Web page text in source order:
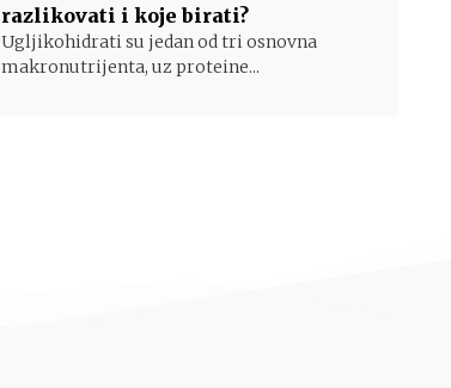
razlikovati i koje birati?
Ugljikohidrati su jedan od tri osnovna
makronutrijenta, uz proteine...